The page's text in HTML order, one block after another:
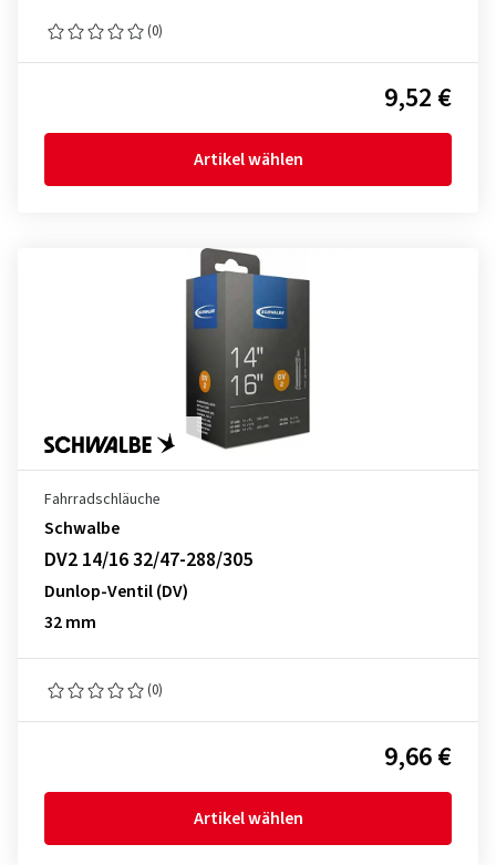
(0)
9,52 €
Artikel wählen
Fahrradschläuche
Schwalbe
DV2 14/16 32/47-288/305
Dunlop-Ventil (DV)
32 mm
(0)
9,66 €
Artikel wählen